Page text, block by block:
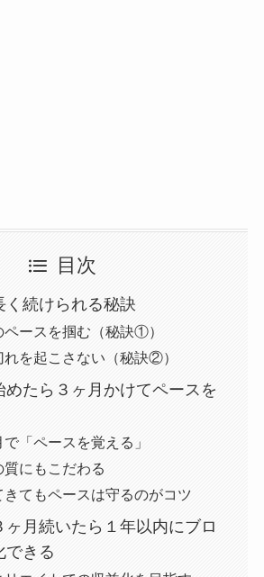
目次
く続けられる秘訣
ペースを掴む（秘訣①）
れを起こさない（秘訣②）
めたら３ヶ月かけてペースを
で「ペースを覚える」
質にもこだわる
きてもペースは守るのがコツ
ヶ月続いたら１年以内にブロ
できる